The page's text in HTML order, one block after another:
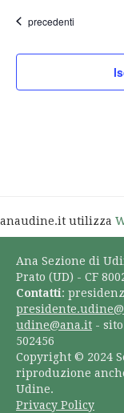
Eventi
precedenti
anaudine.it utilizza
Ana Sezione di
Prato (UD) - CF
Contatti:
udine@ana.it -
502456
Copyright © 2024
riproduzione
Udine.
Privacy Policy